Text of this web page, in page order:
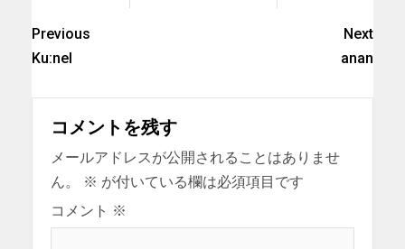
Previous
Ku:nel
Next
anan
コメントを残す
メールアドレスが公開されることはありませ
ん。
※ が付いている欄は必須項目です
コメント ※